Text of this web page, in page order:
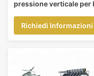
pressione verticale per
Richiedi Informazioni